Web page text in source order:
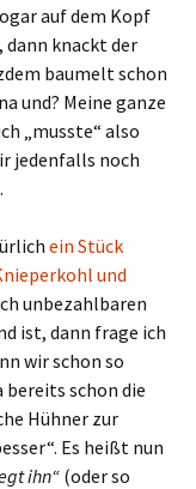
auf dem Kopf
dann knackt der
baumelt schon
und? Meine ganze
„musste“ also
jedenfalls noch
ein Stück
und
unbezahlbaren
ist, dann frage ich
wir schon so
bereits schon die
Hühner zur
Es heißt nun
ihn“ (oder so